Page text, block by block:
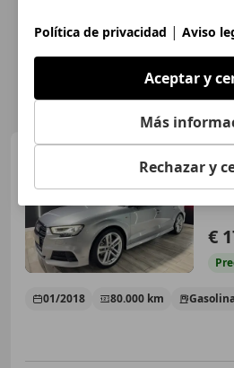
S
€
01/2018 80.000 km
Política de privacidad | Aviso
Aceptar y
Más
Rechazar y